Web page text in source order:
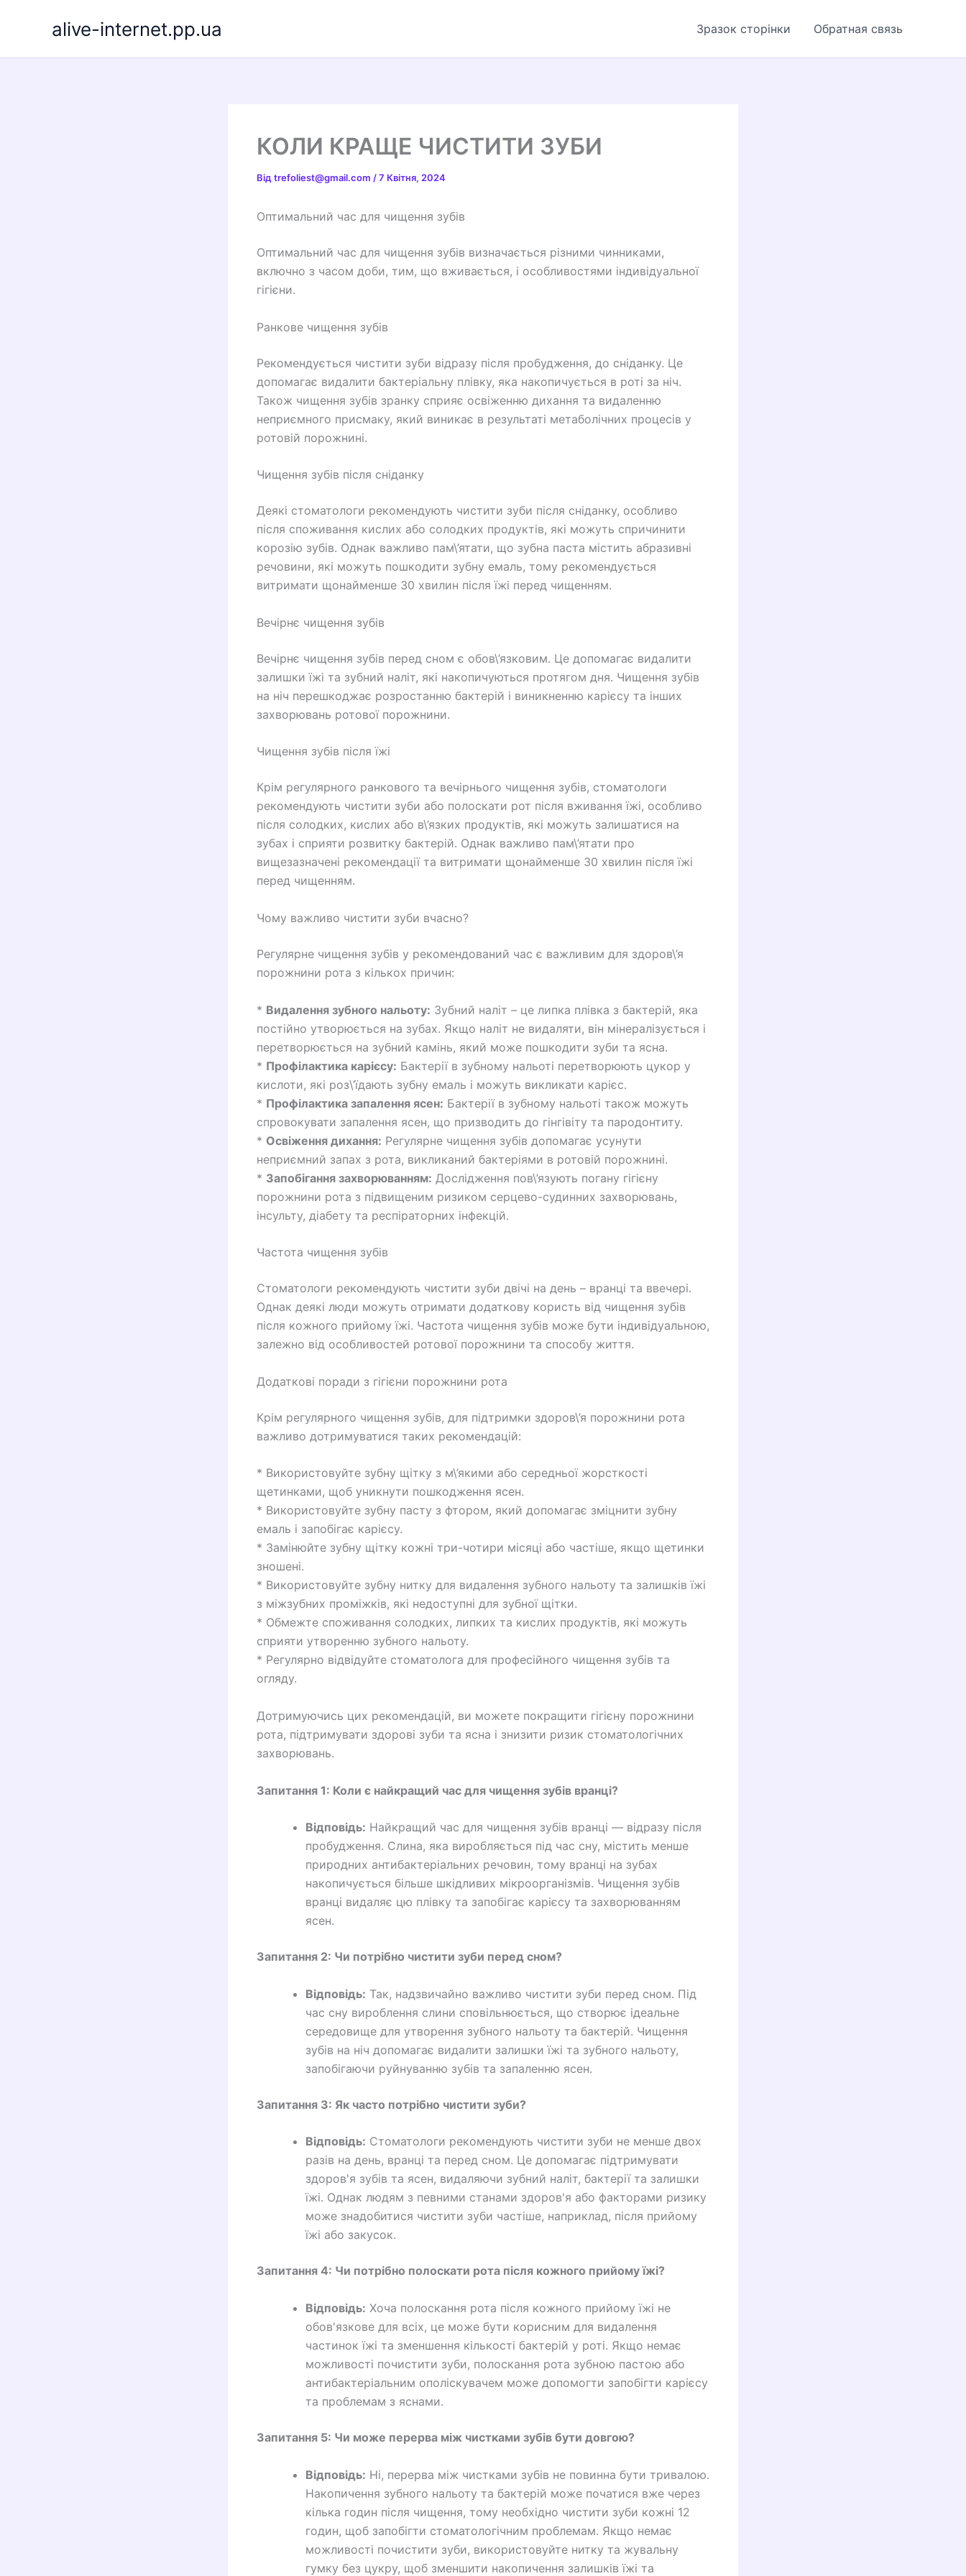
alive-internet.pp.ua Зразок сторінки Обратная связь
КОЛИ КРАЩЕ ЧИСТИТИ ЗУБИ
Від trefoliest@gmail.com /7 Квітня, 2024
Оптимальний час для чищення зубів
Оптимальний час для чищення зубів визначається різними чинниками,
включно з часом доби, тим, що вживається, і особливостями індивідуальної
гігієни.
Ранкове чищення зубів
Рекомендується чистити зуби відразу після пробудження, до сніданку. Це
допомагає видалити бактеріальну плівку, яка накопичується в роті за ніч.
Також чищення зубів зранку сприяє освіженню дихання та видаленню
неприємного присмаку, який виникає в результаті метаболічних процесів у
ротовій порожнині.
Чищення зубів після сніданку
Деякі стоматологи рекомендують чистити зуби після сніданку, особливо
після споживання кислих або солодких продуктів, які можуть спричинити
корозію зубів. Однак важливо пам\’ятати, що зубна паста містить абразивні
речовини, які можуть пошкодити зубну емаль, тому рекомендується
витримати щонайменше 30 хвилин після їжі перед чищенням.
Вечірнє чищення зубів
Вечірнє чищення зубів перед сном є обов\’язковим. Це допомагає видалити
залишки їжі та зубний наліт, які накопичуються протягом дня. Чищення зубів
на ніч перешкоджає розростанню бактерій і виникненню карієсу та інших
захворювань ротової порожнини.
Чищення зубів після їжі
Крім регулярного ранкового та вечірнього чищення зубів, стоматологи
рекомендують чистити зуби або полоскати рот після вживання їжі, особливо
після солодких, кислих або в\’язких продуктів, які можуть залишатися на
зубах і сприяти розвитку бактерій. Однак важливо пам\’ятати про
вищезазначені рекомендації та витримати щонайменше 30 хвилин після їжі
перед чищенням.
Чому важливо чистити зуби вчасно?
Регулярне чищення зубів у рекомендований час є важливим для здоров\’я
порожнини рота з кількох причин:
* Видалення зубного нальоту: Зубний наліт – це липка плівка з бактерій, яка
постійно утворюється на зубах. Якщо наліт не видаляти, він мінералізується і
перетворюється на зубний камінь, який може пошкодити зуби та ясна.
* Профілактика карієсу: Бактерії в зубному нальоті перетворюють цукор у
кислоти, які роз\’їдають зубну емаль і можуть викликати карієс.
* Профілактика запалення ясен: Бактерії в зубному нальоті також можуть
спровокувати запалення ясен, що призводить до гінгівіту та пародонтиту.
* Освіження дихання: Регулярне чищення зубів допомагає усунути
неприємний запах з рота, викликаний бактеріями в ротовій порожнині.
* Запобігання захворюванням: Дослідження пов\’язують погану гігієну
порожнини рота з підвищеним ризиком серцево-судинних захворювань,
інсульту, діабету та респіраторних інфекцій.
Частота чищення зубів
Стоматологи рекомендують чистити зуби двічі на день – вранці та ввечері.
Однак деякі люди можуть отримати додаткову користь від чищення зубів
після кожного прийому їжі. Частота чищення зубів може бути індивідуальною,
залежно від особливостей ротової порожнини та способу життя.
Додаткові поради з гігієни порожнини рота
Крім регулярного чищення зубів, для підтримки здоров\’я порожнини рота
важливо дотримуватися таких рекомендацій:
* Використовуйте зубну щітку з м\’якими або середньої жорсткості
щетинками, щоб уникнути пошкодження ясен.
* Використовуйте зубну пасту з фтором, який допомагає зміцнити зубну
емаль і запобігає карієсу.
* Замінюйте зубну щітку кожні три-чотири місяці або частіше, якщо щетинки
зношені.
* Використовуйте зубну нитку для видалення зубного нальоту та залишків їжі
з міжзубних проміжків, які недоступні для зубної щітки.
* Обмежте споживання солодких, липких та кислих продуктів, які можуть
сприяти утворенню зубного нальоту.
* Регулярно відвідуйте стоматолога для професійного чищення зубів та
огляду.
Дотримуючись цих рекомендацій, ви можете покращити гігієну порожнини
рота, підтримувати здорові зуби та ясна і знизити ризик стоматологічних
захворювань.
Запитання 1: Коли є найкращий час для чищення зубів вранці?
Відповідь: Найкращий час для чищення зубів вранці — відразу після
пробудження. Слина, яка виробляється під час сну, містить менше
природних антибактеріальних речовин, тому вранці на зубах
накопичується більше шкідливих мікроорганізмів. Чищення зубів
вранці видаляє цю плівку та запобігає карієсу та захворюванням
ясен.
Запитання 2: Чи потрібно чистити зуби перед сном?
Відповідь: Так, надзвичайно важливо чистити зуби перед сном. Під
час сну вироблення слини сповільнюється, що створює ідеальне
середовище для утворення зубного нальоту та бактерій. Чищення
зубів на ніч допомагає видалити залишки їжі та зубного нальоту,
запобігаючи руйнуванню зубів та запаленню ясен.
Запитання 3: Як часто потрібно чистити зуби?
Відповідь: Стоматологи рекомендують чистити зуби не менше двох
разів на день, вранці та перед сном. Це допомагає підтримувати
здоров'я зубів та ясен, видаляючи зубний наліт, бактерії та залишки
їжі. Однак людям з певними станами здоров'я або факторами ризику
може знадобитися чистити зуби частіше, наприклад, після прийому
їжі або закусок.
Запитання 4: Чи потрібно полоскати рота після кожного прийому їжі?
Відповідь: Хоча полоскання рота після кожного прийому їжі не
обов'язкове для всіх, це може бути корисним для видалення
частинок їжі та зменшення кількості бактерій у роті. Якщо немає
можливості почистити зуби, полоскання рота зубною пастою або
антибактеріальним ополіскувачем може допомогти запобігти карієсу
та проблемам з яснами.
Запитання 5: Чи може перерва між чистками зубів бути довгою?
Відповідь: Ні, перерва між чистками зубів не повинна бути тривалою.
Накопичення зубного нальоту та бактерій може початися вже через
кілька годин після чищення, тому необхідно чистити зуби кожні 12
годин, щоб запобігти стоматологічним проблемам. Якщо немає
можливості почистити зуби, використовуйте нитку та жувальну
гумку без цукру, щоб зменшити накопичення залишків їжі та